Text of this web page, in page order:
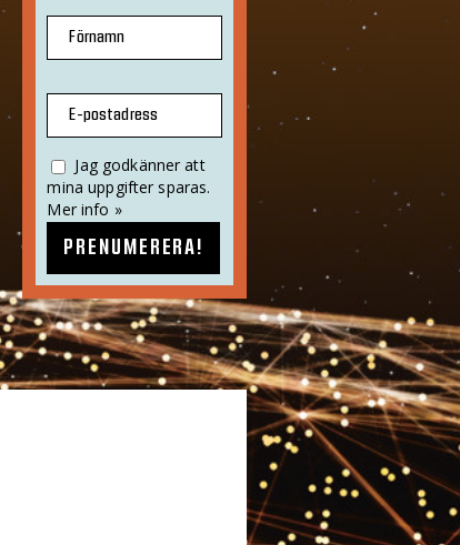
Förnamn
E-postadress
Jag godkänner att
mina uppgifter sparas.
Mer info »
PRENUMERERA!